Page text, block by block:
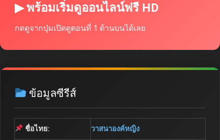
▶ พร้อมเริ่มดูออนไลน์ฟรี HD
กดดูจากปุ่มเปิดดูตอนที่ 1 ด้านบนได้เลย
ข้อมูลซีรีส์
ชื่อไทย: วาสนาองค์หญิง